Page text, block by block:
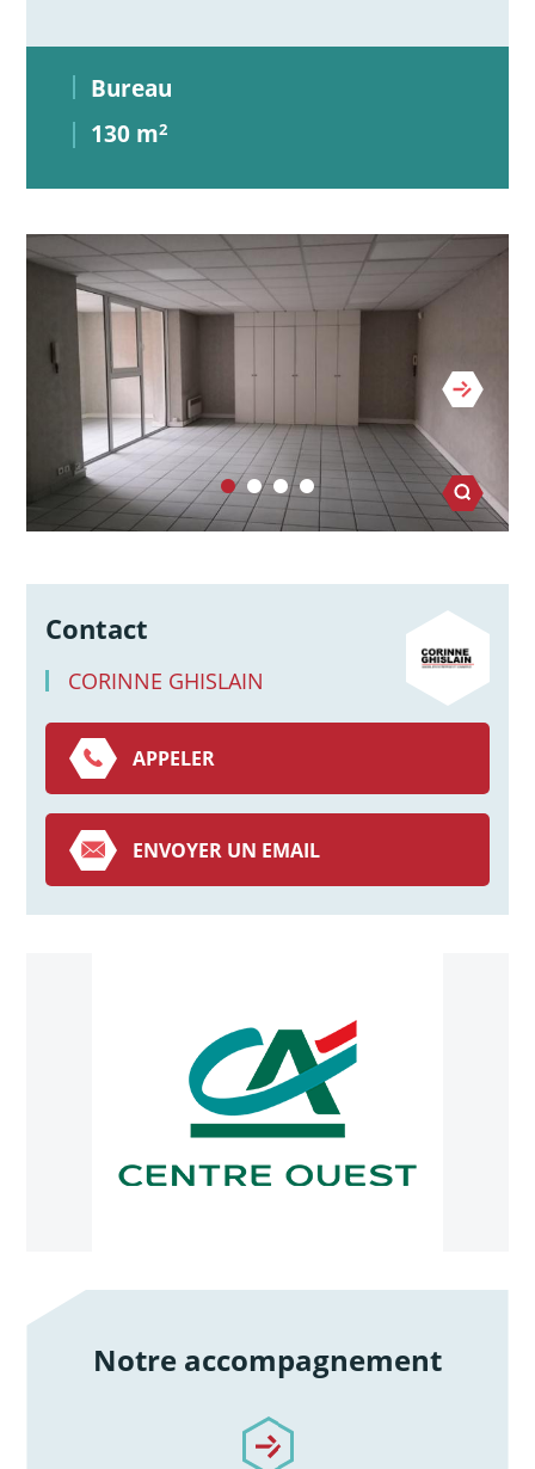
Bureau
130 m2
Contact
CORINNE GHISLAIN
APPELER
ENVOYER UN EMAIL
Notre accompagnement
/notre-accompagnement